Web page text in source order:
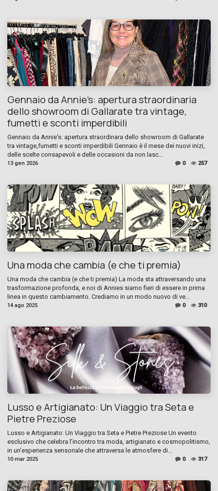
Gennaio da Annie’s: apertura straordinaria
dello showroom di Gallarate tra vintage,
fumetti e sconti imperdibili
Gennaio da Annie's: apertura straordinara dello showroom di Gallarate
tra vintage,fumetti e sconti imperdibili Gennaio è il mese dei nuovi inizi,
delle scelte consapevoli e delle occasioni da non lasc...
13 gen 2026 0 257
Una moda che cambia (e che ti premia)
Una moda che cambia (e che ti premia) La moda sta attraversando una
trasformazione profonda, e noi di Annies siamo fieri di essere in prima
linea in questo cambiamento. Crediamo in un modo nuovo di ve...
14 ago 2025 0 310
Lusso e Artigianato: Un Viaggio tra Seta e
Pietre Preziose
Lusso e Artigianato: Un Viaggio tra Seta e Pietre Preziose Un evento
esclusivo che celebra l’incontro tra moda, artigianato e cosmopolitismo,
in un’esperienza sensoriale che attraversa le atmosfere di...
10 mar 2025 0 317